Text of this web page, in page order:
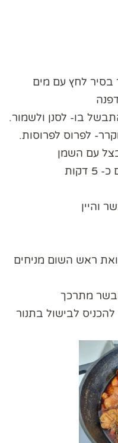
הבשר בסיר לחץ עם מים
בו- לסנן ולשמור.
לפרוס לפרוסות.
עם השמן
והיין
ראש השום מניחים
מתרכך
לבישול בתנור